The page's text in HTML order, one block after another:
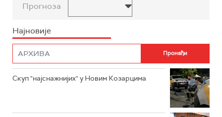
Прогноза
Најновије
Скуп "најснажнијих" у Новим Козарцима